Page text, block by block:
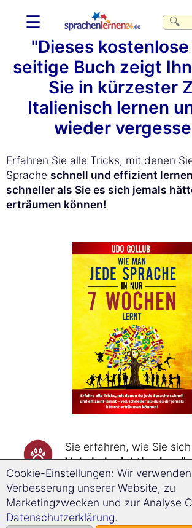
☰
"Dieses
seitige Buch zeigt
Sie in kürzester
Italienisch lernen
wieder
Erfahren Sie alle Tricks, mit denen
Sprache schnell und effizient lernen
schneller als Sie es sich jemals
erträumen können!
Sie erfahren, wie Sie
Vokabeln richtig
Vokabeln durch
bis zu dreimal schneller
und sie durch
genau richtigen Zeitpunkt
Cookie-Einstellungen: Wir
Verbesserung unserer Website, zu
Marketingzwecken und zur Analyse
Datenschutzerklärung.